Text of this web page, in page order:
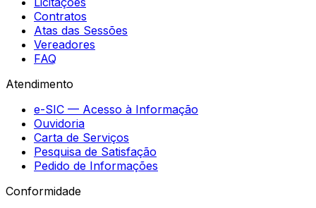
Contratos
Atas das Sessões
Vereadores
FAQ
Atendimento
e-SIC — Acesso à Informação
Ouvidoria
Carta de Serviços
Pesquisa de Satisfação
Pedido de Informações
Conformidade